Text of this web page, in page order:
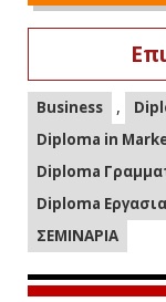
Business ,
Diploma in
Diploma
Diploma
ΣΕΜΙΝΑΡΙΑ